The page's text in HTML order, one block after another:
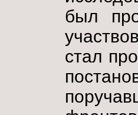
был
стал